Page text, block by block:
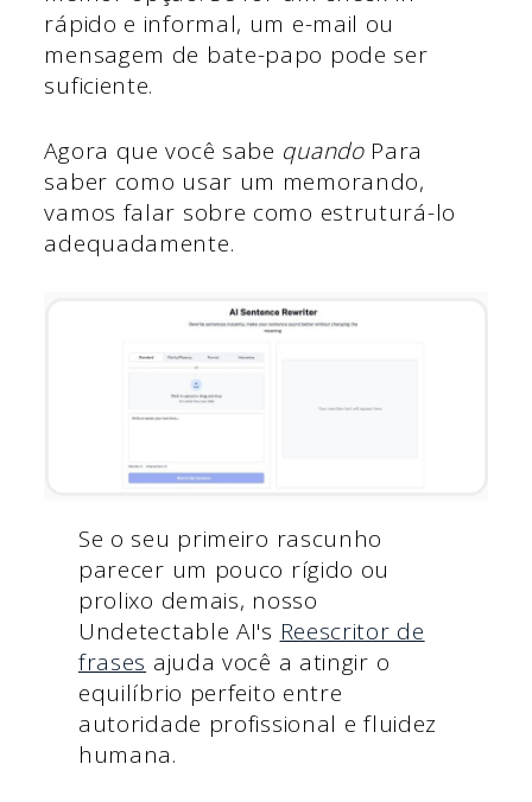
rápido e informal, um e-mail ou
mensagem de bate-papo pode ser
suficiente.
Agora que você sabe quandoPara
saber como usar um memorando,
vamos falar sobre como estruturá-lo
adequadamente.
Se o seu primeiro rascunho
parecer um pouco rígido ou
prolixo demais, nosso
Undetectable AI's Reescritor de
frases ajuda você a atingir o
equilíbrio perfeito entre
autoridade profissional e fluidez
humana.